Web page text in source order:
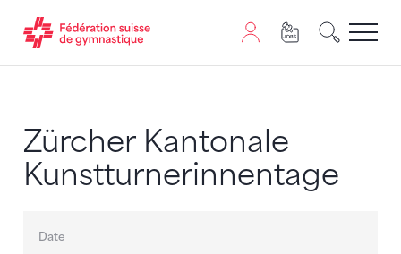
Zürcher Kantonale
Kunstturnerinnentage
Date